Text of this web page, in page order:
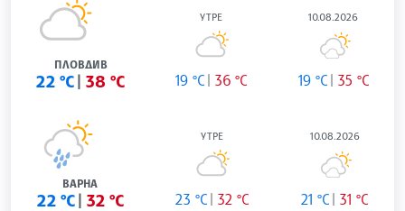
ПЛОВДИВ
22 °C 38 °C
УТРЕ
19 °C 36 °C
10.08.2026
19 °C 35 °C
ВАРНА
22 °C 32 °C
УТРЕ
23 °C 32 °C
10.08.2026
21 °C 31 °C